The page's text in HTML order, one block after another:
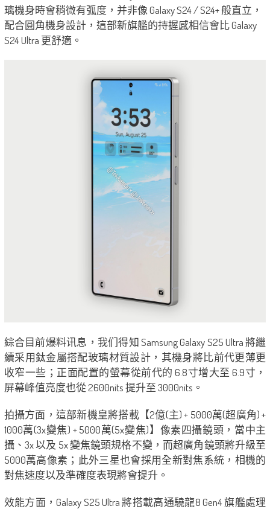
璃機身時會稍微有弧度，并非像 Galaxy S24 / S24+ 般直立，
配合圓角機身設計，這部新旗艦的持握感相信會比 Galaxy
S24 Ultra 更舒適。
綜合目前爆料讯息，我们得知 Samsung Galaxy S25 Ultra 將繼
續采用鈦金屬搭配玻璃材質設計，其機身將比前代更薄更
收窄一些；正面配置的螢幕從前代的 6.8寸增大至 6.9寸，
屏幕峰值亮度也從 2600nits 提升至 3000nits。
拍攝方面，這部新機皇將搭載【2億(主) + 5000萬(超廣角) +
1000萬(3x變焦) + 5000萬(5x變焦)】像素四攝鏡頭，當中主
攝、3x 以及 5x 變焦鏡頭規格不變，而超廣角鏡頭將升級至
5000萬高像素；此外三星也會採用全新對焦系統，相機的
對焦速度以及準確度表現將會提升。
效能方面，Galaxy S25 Ultra 將搭載高通驍龍8 Gen4 旗艦處理